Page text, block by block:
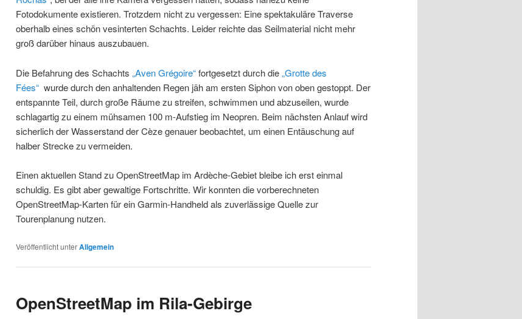
Fotodokumente existieren. Trotzdem nicht zu vergessen: Eine spektakuläre Traverse
oberhalb eines schön vesinterten Schachts. Leider reichte das Seilmaterial nicht mehr
groß darüber hinaus auszubauen.
Die Befahrung des Schachts „Aven Grégoire“fortgesetzt durch die„Grotte des
Fées“ wurde durch den anhaltenden Regen jäh am ersten Siphon von oben gestoppt. Der
entspannte Teil, durch große Räume zu streifen, schwimmen und abzuseilen, wurde
schlagartig zu einem mühsamen 100 m-Aufstieg im Neopren. Beim nächsten Anlauf wird
sicherlich der Wasserstand der Cèze genauer beobachtet, um einen Entäuschung auf
halber Strecke zu vermeiden.
Einen aktuellen Stand zu OpenStreetMap im Ardèche-Gebiet bleibe ich erst einmal
schuldig. Es gibt aber gewaltige Fortschritte. Wir konnten die vorberechneten
OpenStreetMap-Karten für ein Garmin-Handheld als zuverlässige Quelle zur
Tourenplanung nutzen.
Veröffentlicht unterAllgemein
OpenStreetMap im Rila-Gebirge